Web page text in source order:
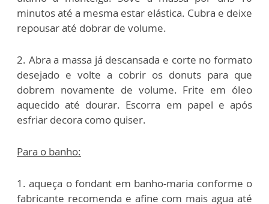
minutos até a mesma estar elástica. Cubra e deixe
repousar até dobrar de volume.
2. Abra a massa já descansada e corte no formato
desejado e volte a cobrir os donuts para que
dobrem novamente de volume. Frite em óleo
aquecido até dourar. Escorra em papel e após
esfriar decora como quiser.
Para o banho:
1. aqueça o fondant em banho-maria conforme o
fabricante recomenda e afine com mais agua até